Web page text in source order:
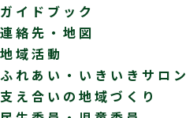
ガイドブック
連絡先・地図
地域活動
ふれあい・いきいきサロン
支え合いの地域づくり